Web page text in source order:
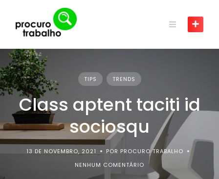
content
TIPS TRENDS
Class aptent taciti id
sociosqu
13 DE NOVEMBRO, 2021
POR PROCURO TRABALHO
NENHUM COMENTÁRIO